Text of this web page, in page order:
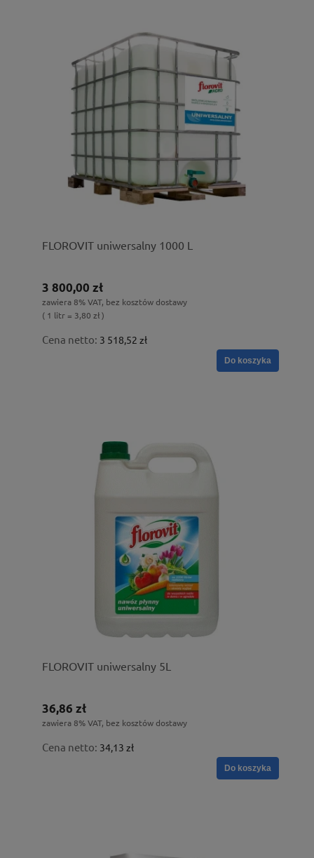
FLOROVIT uniwersalny 1000 L
3 800,00 zł
zawiera 8% VAT, bez kosztów dostawy
( 1 litr = 3,80 zł )
Cena netto: 3 518,52 zł
Do koszyka
FLOROVIT uniwersalny 5L
36,86 zł
zawiera 8% VAT, bez kosztów dostawy
Cena netto: 34,13 zł
Do koszyka